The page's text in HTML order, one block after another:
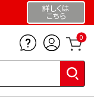
詳しくは
こちら
0